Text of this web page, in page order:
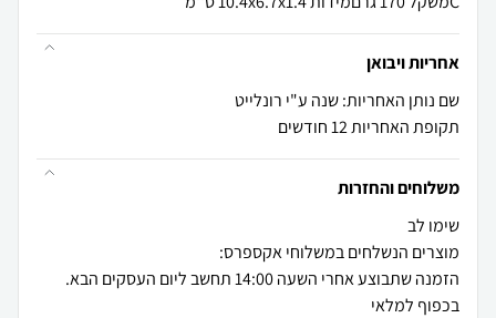
אחריות ויבואן
שם נותן האחריות: שנה ע"י רונלייט
תקופת האחריות 12 חודשים
משלוחים והחזרות
הזמנה שתבוצע אחרי השעה 14:00 תחשב ליום העסקים הבא.
בכפוף למלאי